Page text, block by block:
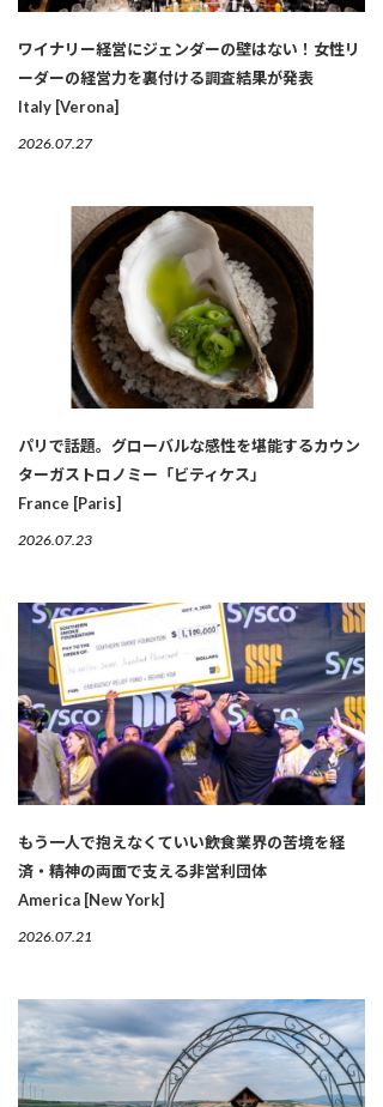
ワイナリー経営にジェンダーの壁はない！女性リ
ーダーの経営力を裏付ける調査結果が発表
Italy [Verona]
2026.07.27
パリで話題。グローバルな感性を堪能するカウン
ターガストロノミー「ビティケス」
France [Paris]
2026.07.23
もう一人で抱えなくていい――飲食業界の苦境を経
済・精神の両面で支える非営利団体
America [New York]
2026.07.21